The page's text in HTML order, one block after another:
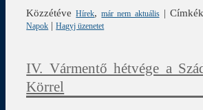
Közzétéve Hírek,már nem aktuális| Címkék
Napok |Hagyj üzenetet
IV. Vármentő hétvége a
Körrel